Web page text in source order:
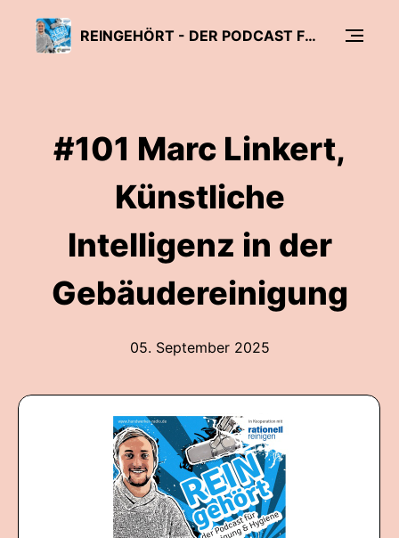
REINGEHÖRT - DER PODCAST FÜR REINIGUNG & HYGIENE
#101 Marc Linkert,
Künstliche
Intelligenz in der
Gebäudereinigung
05. September 2025